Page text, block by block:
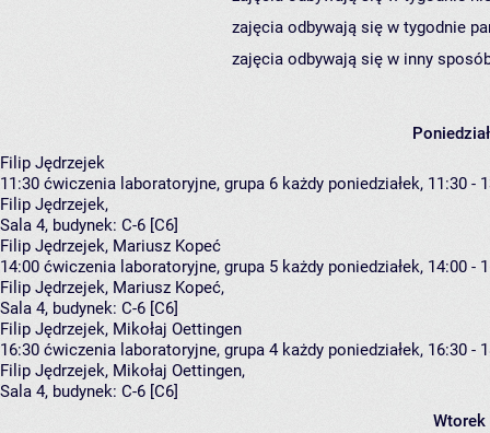
zajęcia odbywają się w tygodnie
zajęcia odbywają się w inny
Filip Jędrzejek
11:30 ćwiczenia laboratoryjne, grupa 6 każdy poniedziałek, 11:30 -
Filip Jędrzejek,
Sala 4, budynek: C-6 [C6]
Filip Jędrzejek, Mariusz Kopeć
14:00 ćwiczenia laboratoryjne, grupa 5 każdy poniedziałek, 14:00 -
Filip Jędrzejek, Mariusz Kopeć,
Sala 4, budynek: C-6 [C6]
Filip Jędrzejek, Mikołaj Oettingen
16:30 ćwiczenia laboratoryjne, grupa 4 każdy poniedziałek, 16:30 -
Filip Jędrzejek, Mikołaj Oettingen,
Sala 4, budynek: C-6 [C6]
Wtorek